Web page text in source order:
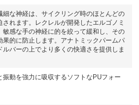
細な神経は、サイクリング時のほとんどの
されます。レクレルが開発したエルゴノミ
敏感な手の神経に的を絞って緩和し、その
果的に防止します。アナトミックパームパ
ルバーの上でより多くの快適さを提供しま
振動を強力に吸収するソフトなPUフォー